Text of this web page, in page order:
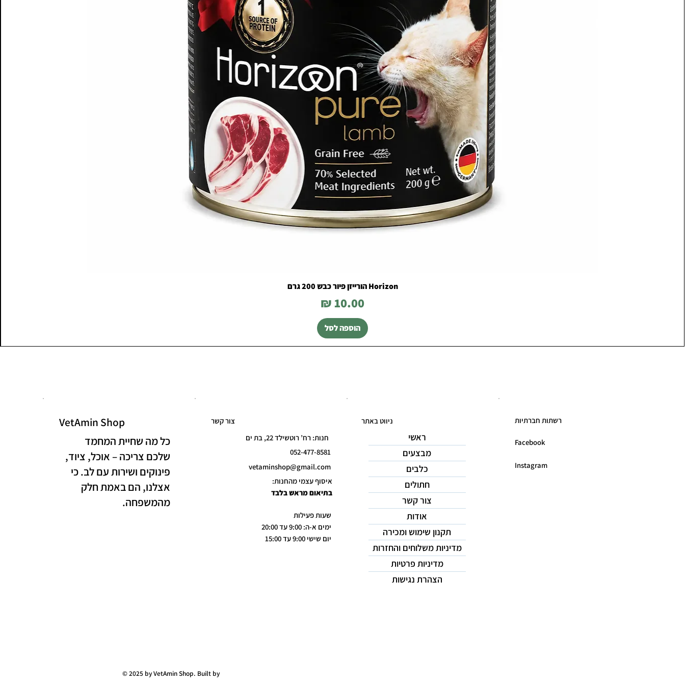
Horizon הורייזן פיור כבש 200 גרם
מחיר
הוספה לסל
VetAmin Shop
כל מה שחיית המחמד
שלכם צריכה – אוכל, ציוד,
פינוקים ושירות עם לב. כי
אצלנו, הם באמת חלק
מהמשפחה.
חנות: רח’ רוטשילד 22, בת ים
052-477-8581
vetaminshop@gmail.com
איסוף עצמי מהחנות:
בתיאום מראש בלבד
שעות פעילות
ימים א-ה: 9:00 עד 20:00
יום שישי 9:00 עד 15:00
צור קשר ניווט באתר
ראשי
מבצעים
כלבים
חתולים
צור קשר
אודות
תקנון שימוש ומכירה
מדיניות משלוחים והחזרות
מדיניות פרטיות
הצהרת נגישות
רשתות חברתיות
Facebook
Instagram
© 2025 by VetAmin Shop. Built by